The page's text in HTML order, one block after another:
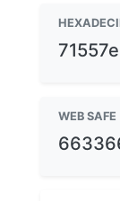
71557e
WEB SAFE